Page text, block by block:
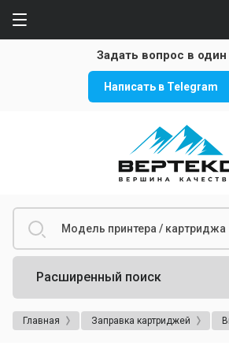
Задать вопрос в один
Написать в Telegram
Расширенный поиск
Главная Заправка картриджей